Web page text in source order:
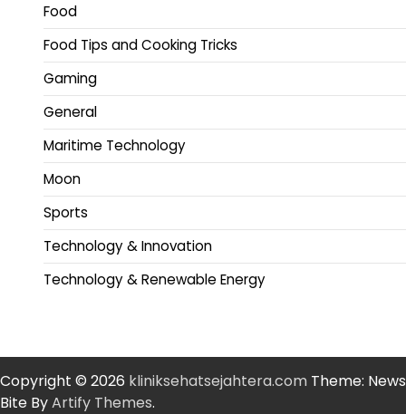
Food
Food Tips and Cooking Tricks
Gaming
General
Maritime Technology
Moon
Sports
Technology & Innovation
Technology & Renewable Energy
Copyright © 2026 kliniksehatsejahtera.com Theme: News
Bite ByArtify Themes.